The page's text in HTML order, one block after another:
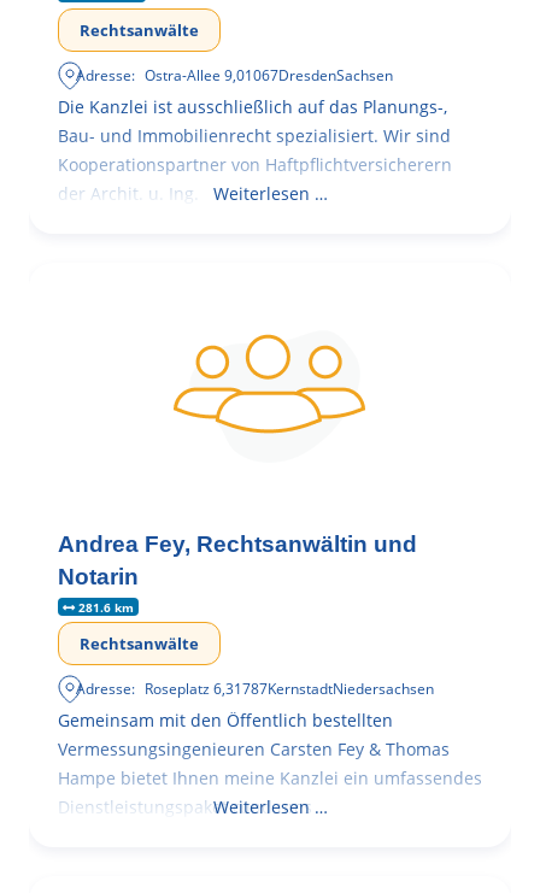
Rechtsanwälte
Adresse: Ostra-Allee 9,01067DresdenSachsen
Die Kanzlei ist ausschließlich auf das Planungs-,
Bau- und Immobilienrecht spezialisiert. Wir sind
Kooperationspartner von Haftpflichtversicherern
der Archit. u. Ing.
Weiterlesen …
Andrea Fey, Rechtsanwältin und
Notarin
281.6 km
Rechtsanwälte
Adresse: Roseplatz 6,31787KernstadtNiedersachsen
Gemeinsam mit den Öffentlich bestellten
Vermessungsingenieuren Carsten Fey & Thomas
Hampe bietet Ihnen meine Kanzlei ein umfassendes
Dienstleistungspaket rund ums
Weiterlesen …